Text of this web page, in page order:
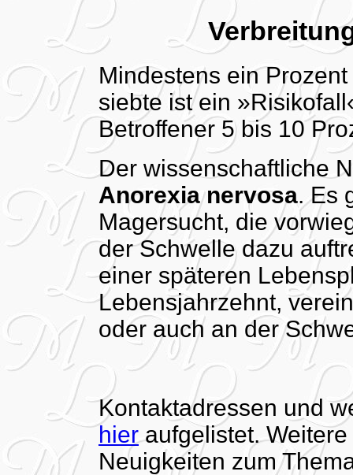
Mindestens ein
siebte ist ein
Betroffener 5 bis 10
Der wissenschaftliche
Anorexia nervosa. Es
Magersucht, die
der Schwelle dazu
einer späteren
Lebensjahrzehnt,
oder auch an der
Kontaktadressen und
hieraufgelistet.
Neuigkeiten zum